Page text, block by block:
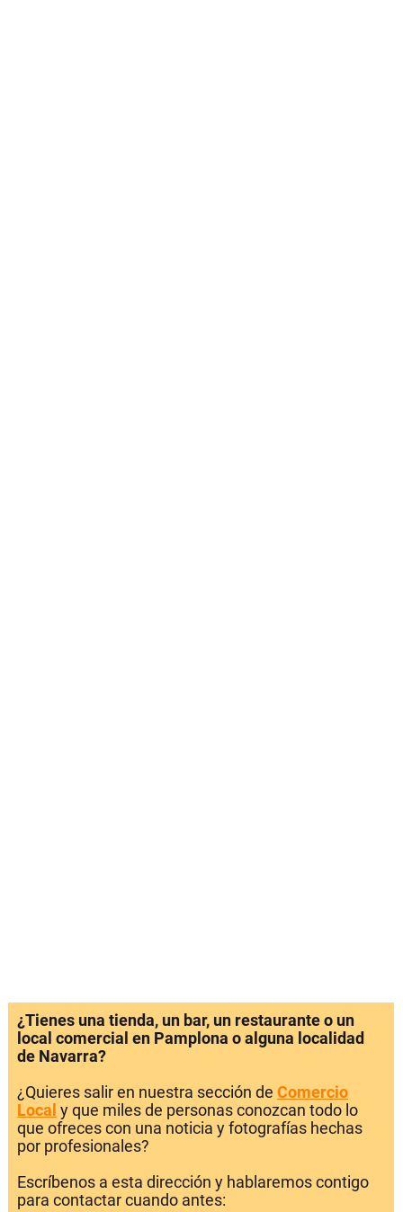
¿Tienes una tienda, un bar, un restaurante o un
local comercial en Pamplona o alguna localidad
de Navarra?
¿Quieres salir en nuestra sección de Comercio
Local y que miles de personas conozcan todo lo
que ofreces con una noticia y fotografías hechas
por profesionales?
Escríbenos a esta dirección y hablaremos contigo
para contactar cuando antes: